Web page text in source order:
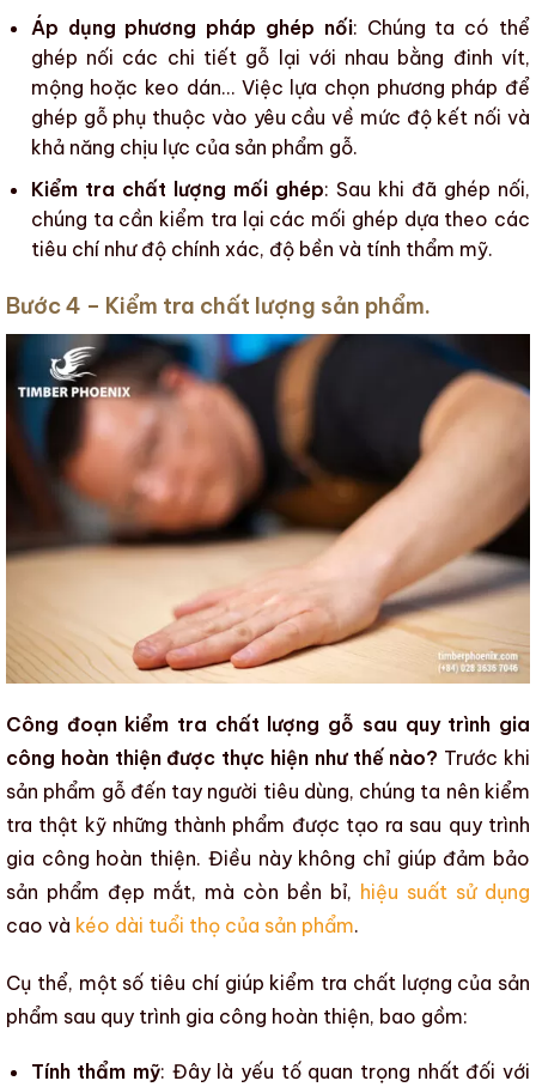
Áp dụng phương pháp ghép nối: Chúng ta có thể
ghép nối các chi tiết gỗ lại với nhau bằng đinh vít,
mộng hoặc keo dán… Việc lựa chọn phương pháp để
ghép gỗ phụ thuộc vào yêu cầu về mức độ kết nối và
khả năng chịu lực của sản phẩm gỗ.
Kiểm tra chất lượng mối ghép: Sau khi đã ghép nối,
chúng ta cần kiểm tra lại các mối ghép dựa theo các
tiêu chí như độ chính xác, độ bền và tính thẩm mỹ.
Bước 4 – Kiểm tra chất lượng sản phẩm.
Công đoạn kiểm tra chất lượng gỗ sau quy trình gia
công hoàn thiện được thực hiện như thế nào? Trước khi
sản phẩm gỗđến tay người tiêu dùng, chúng ta nên kiểm
tra thật kỹ những thành phẩm được tạo ra sau quy trình
gia công hoàn thiện. Điều này không chỉ giúp đảm bảo
sản phẩm đẹp mắt, mà còn bền bỉ, hiệu suất sử dụng
cao và kéo dài tuổi thọ của sản phẩm.
Cụ thể, một số tiêu chí giúp kiểm tra chất lượng của sản
phẩm sau quy trình gia công hoàn thiện, bao gồm:
Tính thẩm mỹ: Đây là yếu tố quan trọng nhất đối với